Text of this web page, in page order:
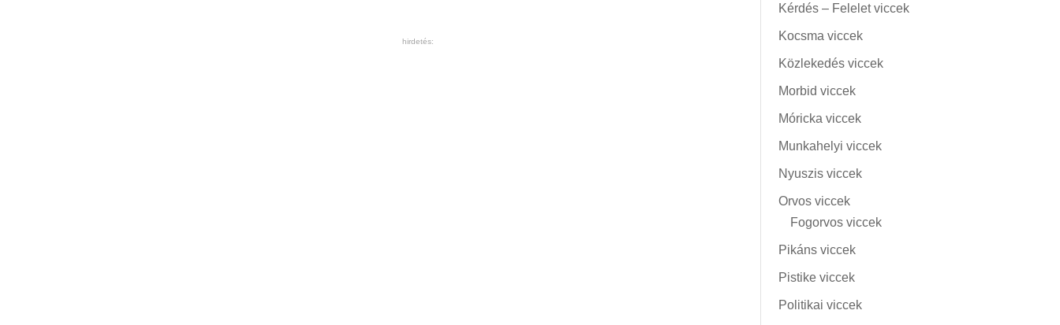
hirdetés:
Kérdés – Felelet viccek
Kocsma viccek
Közlekedés viccek
Morbid viccek
Móricka viccek
Munkahelyi viccek
Nyuszis viccek
Orvos viccek
Fogorvos viccek
Pikáns viccek
Pistike viccek
Politikai viccek